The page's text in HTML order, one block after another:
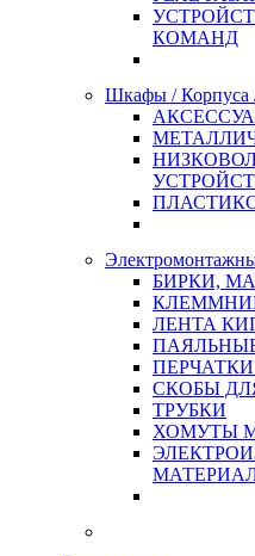
КОМАНД
Шкафы / Корпуса
БИРКИ,
ЛЕНТА
СКОБЫ
ТРУБКИ
ХОМУТЫ